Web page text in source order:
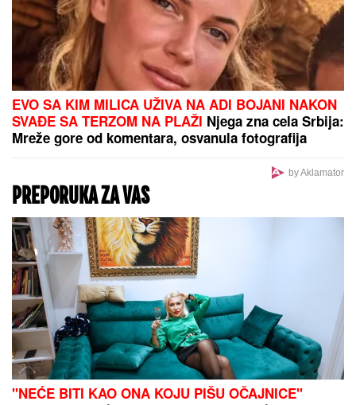
DRAMATIČNO:
hitnu odluku - građanima saopštena
prelomna vest